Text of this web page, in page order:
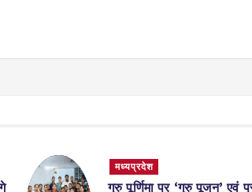
मध्यप्रदेश
गुरु पूर्णिमा पर ‘गुरु पूजन’ एवं